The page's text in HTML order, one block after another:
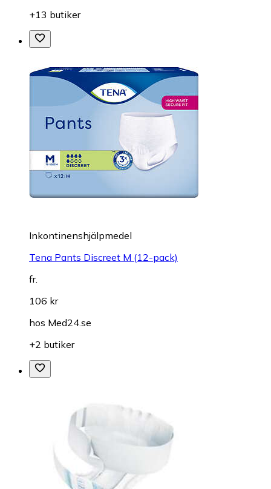
+13 butiker
Inkontinenshjälpmedel
Tena Pants Discreet M (12-pack)
fr.
106 kr
hos Med24.se
+2 butiker